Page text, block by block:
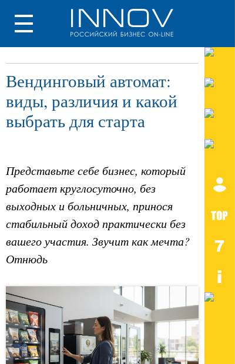
Вендинговый автомат:
виды, различия и какой
выбрать для старта
Представьте себе бизнес, который
работает круглосуточно, без
выходных и больничных, принося
стабильный доход практически без
вашего участия. Звучит как мечта?
Отнюдь